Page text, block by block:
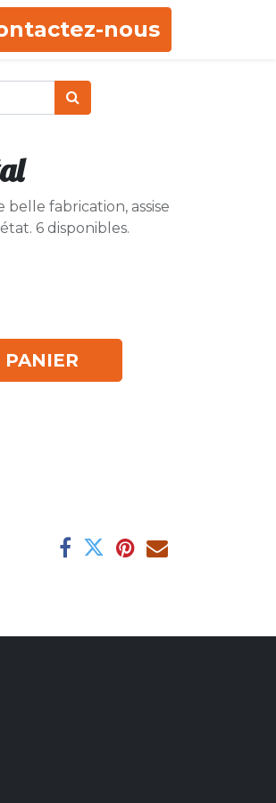
nous
fabrication, assise
6 disponibles.